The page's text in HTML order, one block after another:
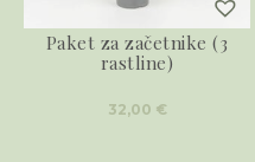
Paket za začetnike (3
rastline)
32,00 €